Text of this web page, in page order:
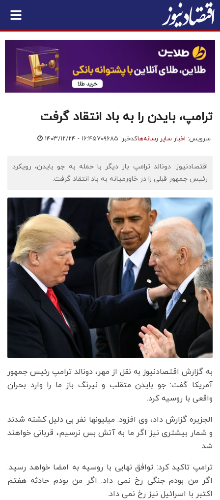
ترامپ، بایدن را به باد انتقاد گرفت
سرویس: اخبار سایر رسانه‌هاکدخبر: ۷۰۹۶۸۵ ۱۴۰۳/۱۲/۲۴ - ۱۶:۴۵
اقتصادنیوز: دونالد ترامپ بار دیگر با حمله به جو بایدن، رویکرد
رئیس جمهور قبلی را در خاورمیانه به باد انتقاد گرفت.
به گزارش اقتصادنیوز به نقل از مهر، دونالد ترامپ رئیس جمهور
آمریکا گفت: جو بایدن متقلب و نیرنگ باز ما را وارد بحران
واقعی با روسیه کرد.
الجزیره گزارش داد، وی افزود: میلیونها نفر بی دلیل کشته شدند
و شمار بیشتری نیز اگر ما به آتش بس نرسیم، قربانی خواهند
شد.
ترامپ تاکید کرد: توافق نهایی با روسیه به امضا خواهد رسید.
اگر من بودم جنگی رخ نمی داد. اگر من بودم حادثه هفتم
اکتبر با اسرائیل نیز رخ نمی داد.